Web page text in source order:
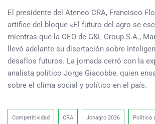
El presidente del Ateneo CRA, Francisco
artífice del bloque «El futuro del agro se
mientras que la CEO de G&L Group S.A.,
llevó adelante su disertación sobre
desafíos futuros. La jornada cerró con la
analista político Jorge Giacobbe, quien
sobre el clima social y político en el país.
Competitividad CRA Jonagro 2026 Política